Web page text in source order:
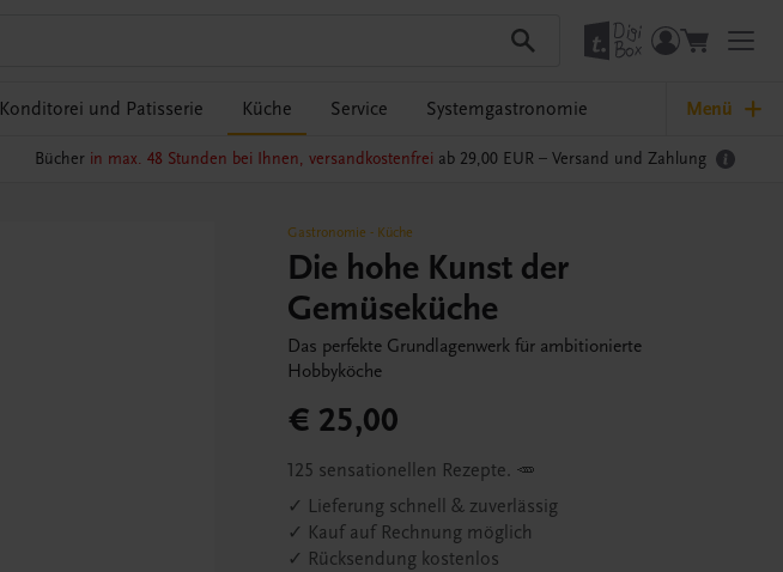
Konditorei und Patisserie Küche Service Systemgastronomie Menü
Bücher in max. 48 Stunden bei Ihnen, versandkostenfrei ab 29,00 EUR – Versand und Zahlung
Gastronomie - Küche
Die hohe Kunst der
Gemüseküche
Das perfekte Grundlagenwerk für ambitionierte
Hobbyköche
€ 25,00
125 sensationellen Rezepte. 🥕
✓ Lieferung schnell & zuverlässig
✓ Kauf auf Rechnung möglich
✓ Rücksendung kostenlos